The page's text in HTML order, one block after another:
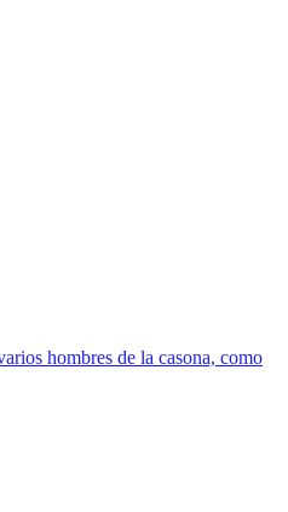
hombres de la casona, como